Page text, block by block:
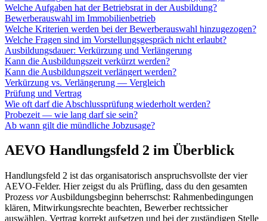
Welche Aufgaben hat der Betriebsrat in der Ausbildung?
Bewerberauswahl im Immobilienbetrieb
Welche Kriterien werden bei der Bewerberauswahl hinzugezogen?
Welche Fragen sind im Vorstellungsgespräch nicht erlaubt?
Ausbildungsdauer: Verkürzung und Verlängerung
Kann die Ausbildungszeit verkürzt werden?
Kann die Ausbildungszeit verlängert werden?
Verkürzung vs. Verlängerung — Vergleich
Prüfung und Vertrag
Wie oft darf die Abschlussprüfung wiederholt werden?
Probezeit — wie lang darf sie sein?
Ab wann gilt die mündliche Jobzusage?
AEVO Handlungsfeld 2 im Überblick
Handlungsfeld 2 ist das organisatorisch anspruchsvollste der vier
AEVO-Felder. Hier zeigst du als Prüfling, dass du den gesamten
Prozess vorAusbildungsbeginn beherrschst: Rahmenbedingungen
klären, Mitwirkungsrechte beachten, Bewerber rechtssicher
auswählen, Vertrag korrekt aufsetzen und bei der zuständigen Stelle